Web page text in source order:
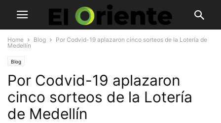
Home Blog
Por Codvid-19 aplazaron cinco sorteos de la Lotería de
Medellín
Blog
Por Codvid-19 aplazaron
cinco sorteos de la Lotería
de Medellín